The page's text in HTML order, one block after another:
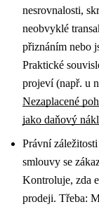
nesrovnalosti,
neobvyklé
přiznáním nebo
Praktické
projeví (např. u
Nezaplacené
jako daňový
Právní
smlouvy se
Kontroluje, zda
prodeji. Třeba: